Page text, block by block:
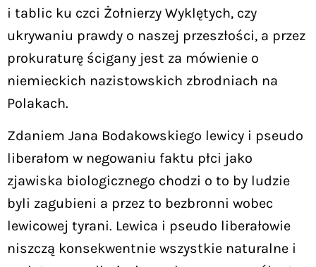
i tablic ku czci Żołnierzy Wyklętych, czy
ukrywaniu prawdy o naszej przeszłości, a przez
prokuraturę ścigany jest za mówienie o
niemieckich nazistowskich zbrodniach na
Polakach.
Zdaniem Jana Bodakowskiego lewicy i pseudo
liberałom w negowaniu faktu płci jako
zjawiska biologicznego chodzi o to by ludzie
byli zagubieni a przez to bezbronni wobec
lewicowej tyrani. Lewica i pseudo liberałowie
niszczą konsekwentnie wszystkie naturalne i